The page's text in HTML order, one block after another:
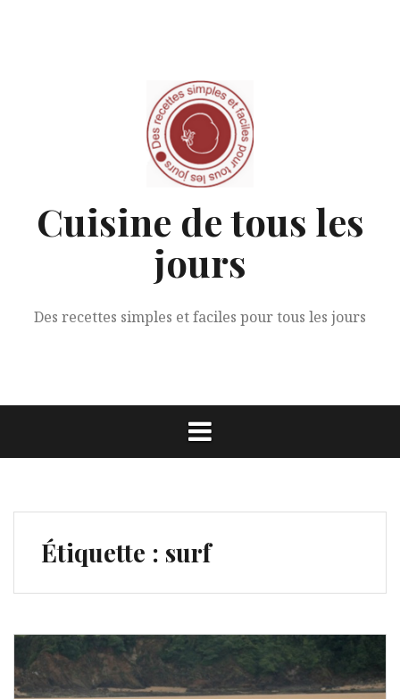
Cuisine de tous les
jours
Des recettes simples et faciles pour tous les jours
Étiquette : surf